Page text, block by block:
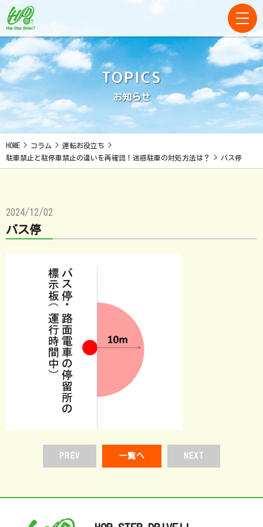
TOPICS
お知らせ
HOME > コラム > 運転お役立ち >
駐車禁止と駐停車禁止の違いを再確認！迷惑駐車の対処方法は？
> バス停
2024/12/02
バス停
PREV 一覧へ NEXT